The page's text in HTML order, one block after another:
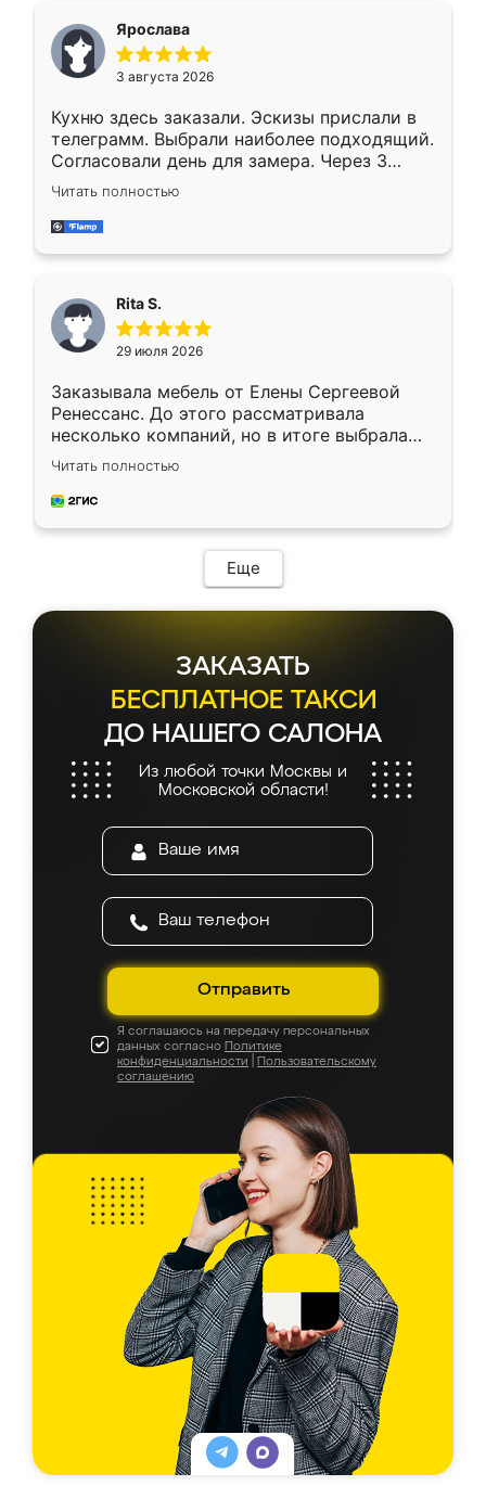
Ярослава
3 августа 2026
Кухню здесь заказали. Эскизы прислали в
телеграмм. Выбрали наиболее подходящий.
Согласовали день для замера. Через 3
недели кухня была уже готова. Остались
довольны работой. Спасибо Ренессанс
мебель за качественную работу!
Читать полностью
Rita S.
29 июля 2026
Заказывала мебель от Елены Сергеевой
Ренессанс. До этого рассматривала
несколько компаний, но в итоге выбрала
эту. Сначала обговорили условия, потом
приехал замерщик, всё спокойно объяснил
и снял размеры. Изготовили в срок, с
мебель сразу встала на свое место без
каких-либо доработок. Качеством осталась
довольна, все выглядит так, как и ожидала.
Читать полностью
Еще
ЗАКАЗАТЬ
БЕСПЛАТНОЕ ТАКСИ
ДО НАШЕГО САЛОНА
Из любой точки Москвы и
Московской области!
Отправить
Я соглашаюсь на передачу персональных
данных согласно Политике
конфиденциальности
Пользовательскому
соглашению